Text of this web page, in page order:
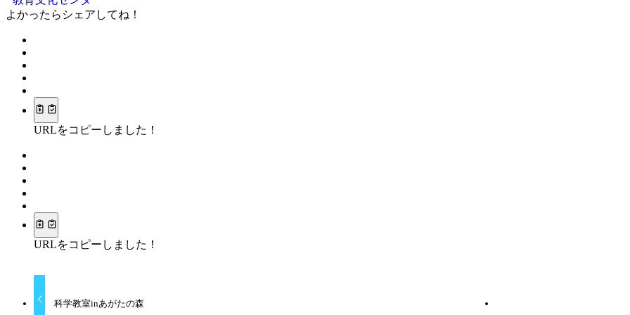
よかったらシェアしてね！
URLをコピーしました！
URLをコピーしました！
科学教室inあがたの森